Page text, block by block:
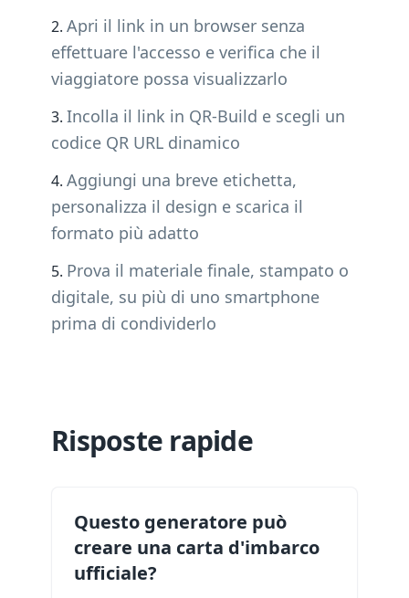
Apri il link in un browser senza
effettuare l'accesso e verifica che il
viaggiatore possa visualizzarlo
Incolla il link in QR-Build e scegli un
codice QR URL dinamico
Aggiungi una breve etichetta,
personalizza il design e scarica il
formato più adatto
Prova il materiale finale, stampato o
digitale, su più di uno smartphone
prima di condividerlo
Risposte rapide
Questo generatore può
creare una carta d'imbarco
ufficiale?